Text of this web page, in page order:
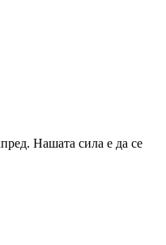
Нашата сила е да се